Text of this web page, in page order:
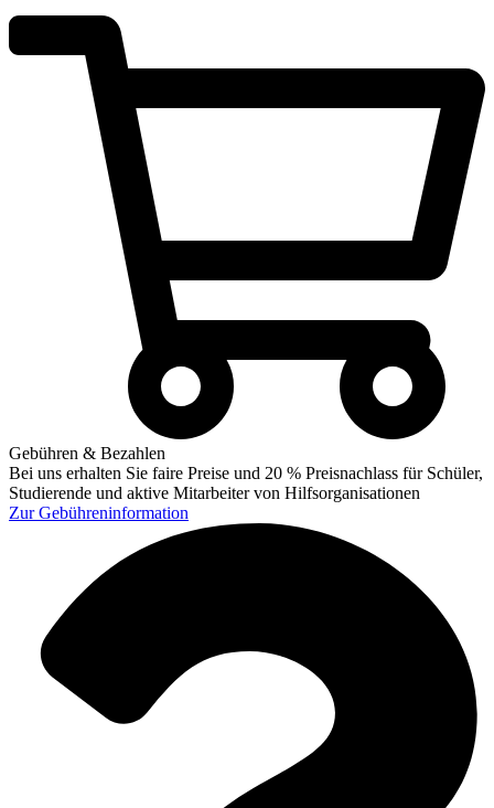
Gebühren & Bezahlen
Bei uns erhalten Sie faire Preise und 20 % Preisnachlass für Schüler,
Studierende und aktive Mitarbeiter von Hilfsorganisationen
ZurGebühreninformation